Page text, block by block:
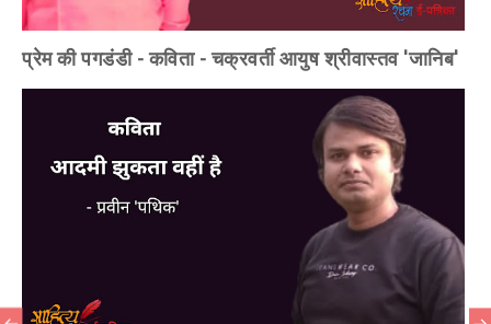
प्रेम की पगडंडी - कविता - चक्रवर्ती आयुष श्रीवास्तव 'जानिब'